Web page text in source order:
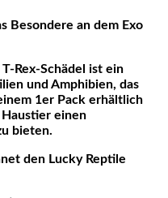
Besondere an dem Exo
Rex-Schädel ist ein
und Amphibien, das
1er Pack erhältlich
einen
bieten.
den Lucky Reptile